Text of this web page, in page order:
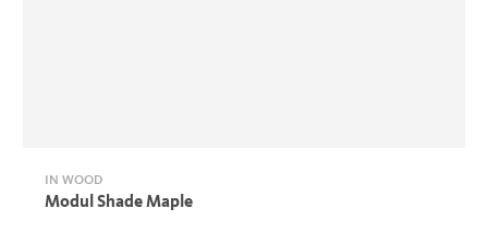
IN WOOD
Modul Shade Maple